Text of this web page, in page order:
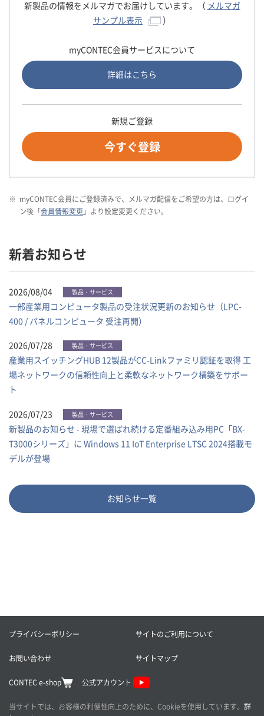
新製品の情報をメルマガでお届けしています。（ メルマガ
サンプル表示
）
myCONTEC会員サービスについて
詳細はこちら
新規ご登録
今すぐ登録
※ myCONTEC会員にご登録済みで、メルマガ配信をご希望の方は、ログイ
ン後「会員情報変更 」より設定変更ください。
新着お知らせ
2026/08/04 製品・サービス
一部産業用コンピュータ製品の受注状況更新のお知らせ（LPC-
400 / パネルコンピュータ 受注再開）
2026/07/28 製品・サービス
産業用スイッチングHUB 12製品がCC-Linkファミリ認証を取得 工
場ネットワークの信頼性向上と柔軟なネットワーク構築をサポー
ト
2026/07/23 製品・サービス
新製品のお知らせ - 現場で選ばれ続ける定番組み込み用PC「BX-
T3000シリーズ」に Windows 11 IoT Enterprise LTSC 2024搭載モ
デルが登場
お知らせ一覧
プライバシーポリシー サイトのご利用について
お問い合わせ サイトマップ
CONTEC e-shop 公式アカウント
当サイトでは、お客様の利便性向上のために、Cookieを使用しています。 詳